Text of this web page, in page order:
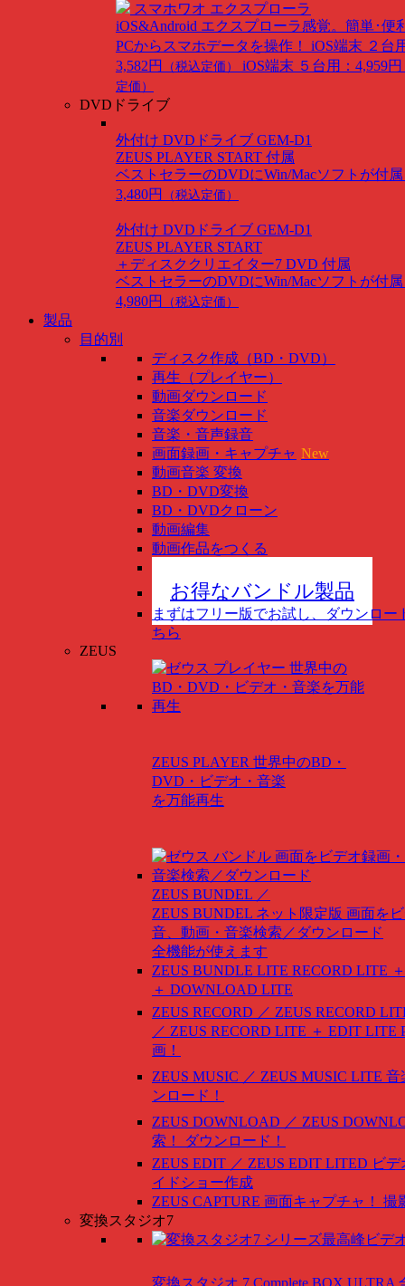
スマホワオ エクスプローラ
iOS&Android エクスプローラ感覚。簡単･便
PCからスマホデータを操作！ iOS端末 ２台
3,582円
（税込定価） iOS端末 ５台用：4,959円
定価）
DVDドライブ
外付け DVDドライブ GEM-D1
ZEUS PLAYER START 付属
ベストセラーのDVDにWin/Macソフトが付
3,480円
（税込定価）
外付け DVDドライブ GEM-D1
ZEUS PLAYER START
＋ディスククリエイター7 DVD 付属
ベストセラーのDVDにWin/Macソフトが付
4,980円
（税込定価）
製品
目的別
ディスク作成（BD・DVD）
再生（プレイヤー）
動画ダウンロード
音楽ダウンロード
音楽・音声録音
画面録画・キャプチャ New
動画音楽 変換
BD・DVD変換
BD・DVDクローン
動画編集
動画作品をつくる
お得なバンドル製品
まずはフリー版でお試し、ダウンロー
ちら
ZEUS
ZEUS PLAYER 世界中のBD・
DVD・ビデオ・音楽
を万能再生
ZEUS BUNDEL ／
ZEUS BUNDEL ネット限定版 画面を
音、動画・音楽検索／ダウンロード
全機能が使えます
ZEUS BUNDLE LITE RECORD LITE
＋ DOWNLOAD LITE
ZEUS RECORD ／ ZEUS RECORD
／ ZEUS RECORD LITE ＋ EDIT LITE
画！
ZEUS MUSIC ／ ZEUS MUSIC LITE 音
ンロード！
ZEUS DOWNLOAD ／ ZEUS
索！ ダウンロード！
ZEUS EDIT ／ ZEUS EDIT LITED ビ
イドショー作成
ZEUS CAPTURE 画面キャプチャ！ 撮
変換スタジオ7
変換スタジオ 7 Complete BOX ULTRA